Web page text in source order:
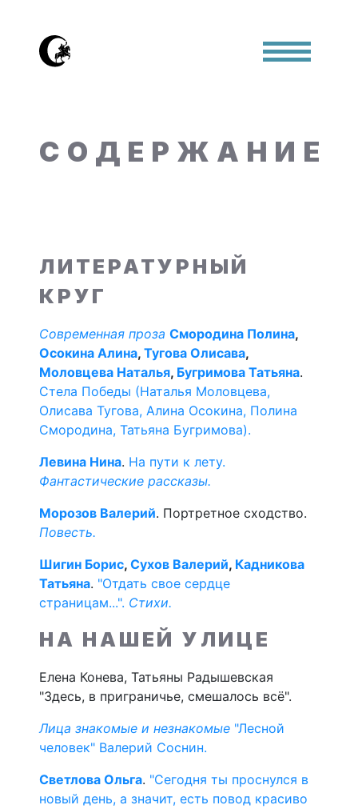
СОДЕРЖАНИЕ
ЛИТЕРАТУРНЫЙ
КРУГ
Современная проза Смородина Полина,
Осокина Алина, Тугова Олисава,
Моловцева Наталья, Бугримова Татьяна.
Стела Победы (Наталья Моловцева,
Олисава Тугова, Алина Осокина, Полина
Смородина, Татьяна Бугримова).
Левина Нина. На пути к лету.
Фантастические рассказы.
Морозов Валерий. Портретное сходство.
Повесть.
Шигин Борис, Сухов Валерий, Кадникова
Татьяна. "Отдать свое сердце
страницам...". Стихи.
НА НАШЕЙ УЛИЦЕ
Елена Конева, Татьяны Радышевская
"Здесь, в приграничье, смешалось всё".
Лица знакомые и незнакомые "Лесной
человек" Валерий Соснин.
Светлова Ольга. "Сегодня ты проснулся в
новый день, а значит, есть повод красиво